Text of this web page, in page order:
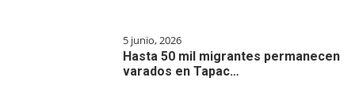
5 junio, 2026
Hasta 50 mil migrantes permanecen
varados en Tapac…